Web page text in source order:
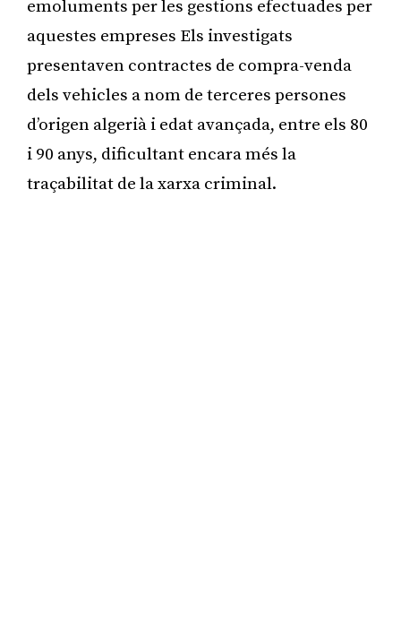
emoluments per les gestions efectuades per
aquestes empreses Els investigats
presentaven contractes de compra-venda
dels vehicles a nom de terceres persones
d’origen algerià i edat avançada, entre els 80
i 90 anys, dificultant encara més la
traçabilitat de la xarxa criminal.